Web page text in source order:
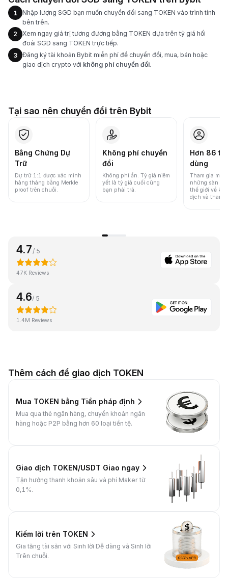
1
Nhập lượng SGD bạn muốn chuyển đổi sang TOKEN vào trình tính
bên trên.
2
Xem ngay giá trị tương đương bằng TOKEN dựa trên tỷ giá hối
đoái SGD sang TOKEN trực tiếp.
3
Đăng ký tài khoản Bybit miễn phí để chuyển đổi, mua, bán hoặc
giao dịch crypto với không phí chuyển đổi.
Tại sao nên chuyển đổi trên Bybit
Bằng Chứng Dự
Trữ
Dự trữ 1:1 được xác minh
hàng tháng bằng Merkle
proof trên chuỗi.
Không phí chuyển
đổi
Không phí ẩn. Tỷ giá niêm
yết là tỷ giá cuối cùng
bạn phải trả.
Hơn 86
dùng
Tham gia một
những sàn
thế giới về
dịch và thanh
4.7 / 5
47K Reviews
4.6/ 5
1.4M Reviews
Thêm cách để giao dịch TOKEN
Mua TOKEN bằng Tiền pháp định
Mua qua thẻ ngân hàng, chuyển khoản ngân
hàng hoặc P2P bằng hơn 60 loại tiền tệ.
Giao dịch TOKEN/USDT Giao ngay
Tận hưởng thanh khoản sâu và phí Maker từ
0,1%.
Kiếm lời trên TOKEN
Gia tăng tài sản với Sinh lời Dễ dàng và Sinh lời
Trên chuỗi.